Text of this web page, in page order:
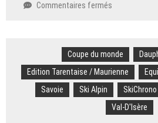
Commentaires fermés
du
3e étage :
la
thèse
de
l’accident
Coupe du monde
Edition Tarentaise / Maurienne
Savoie
Ski Alpin SkiChrono
Val-D'Isère